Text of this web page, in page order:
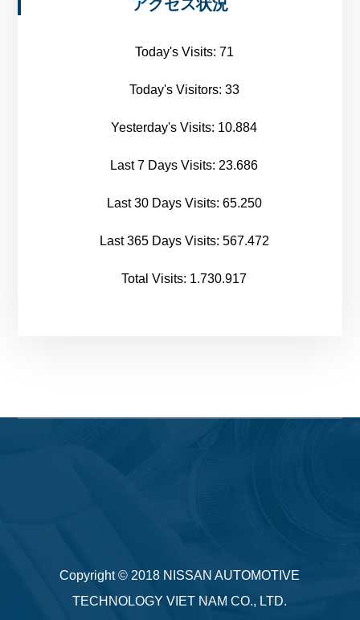
アクセス状況
Today's Visits: 71
Today's Visitors: 33
Yesterday's Visits: 10.884
Last 7 Days Visits: 23.686
Last 30 Days Visits: 65.250
Last 365 Days Visits: 567.472
Total Visits: 1.730.917
Copyright © 2018 NISSAN AUTOMOTIVE
TECHNOLOGY VIET NAM CO., LTD.